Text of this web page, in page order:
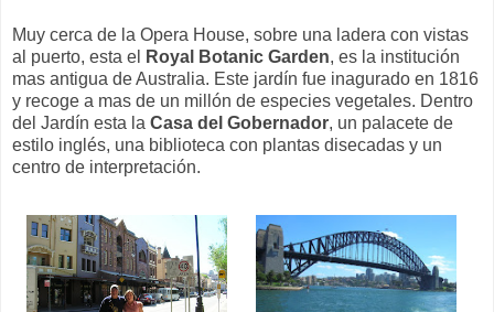
Muy cerca de la Opera House, sobre una ladera con vistas
al puerto, esta el
Royal Botanic Garden, es la institución
mas antigua de Australia. Este jardín fue inagurado en 1816
y recoge a mas de un millón de especies vegetales. Dentro
del Jardín esta la Casa del Gobernador, un palacete de
estilo inglés, una biblioteca con plantas disecadas y un
centro de interpretación.